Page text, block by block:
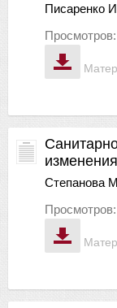
Писаренко
Просмотров:
Степанова
Просмотров: